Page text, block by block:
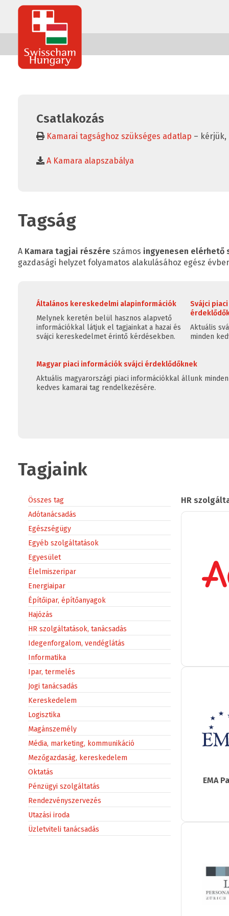
Swisscham
Hungary
Csatlakozás
Kamarai tagsághoz szükséges adatlap –
A Kamara alapszabálya
Tagság
A Kamara tagjai részére számos ingyenesen elérhető
gazdasági helyzet folyamatos alakulásához egész
Általános kereskedelmi alapinformációk
Melynek keretén belül hasznos alapvető
információkkal látjuk el tagjainkat a hazai és
svájci kereskedelmet érintő kérdésekben.
Svájci
Aktuális
minden
Magyar piaci információk svájci érdeklődőknek
Aktuális magyarországi piaci információkkal állunk minden
kedves kamarai tag rendelkezésére.
Tagjaink
Összes tag
Adótanácsadás
Egészségügy
Egyéb szolgáltatások
Egyesület
Élelmiszeripar
Energiaipar
Építőipar, építőanyagok
Hajózás
HR szolgáltatások, tanácsadás
Idegenforgalom, vendéglátás
Informatika
Ipar, termelés
Jogi tanácsadás
Kereskedelem
Logisztika
Magánszemély
Média, marketing, kommunikáció
Mezőgazdaság, kereskedelem
Oktatás
Pénzügyi szolgáltatás
Rendezvényszervezés
Utazási iroda
Üzletviteli tanácsadás
HR
EMA